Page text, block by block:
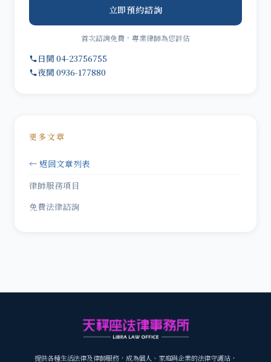
立即預約諮詢
首次諮詢免費，專業律師為您評估
日間 04-23756755
夜間 0936-177880
更多文章
← 返回文章列表
律師服務項目
免費法律諮詢
提供各種生活法律及律師服務，成為個人、家庭與企業的法律守護站，